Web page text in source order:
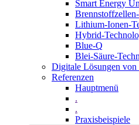
Smart Energy
Lithium-Ionen-
Hybrid-
Blue-Q
Blei-Säure-
Digitale Lösungen
Referenzen
Hauptmenü
.
.
Praxisbeispiele